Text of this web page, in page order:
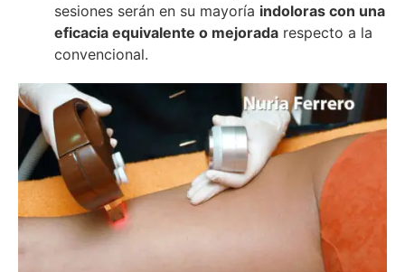
sesiones serán en su mayoría indoloras con una
eficacia equivalente o mejorada respecto a la
convencional.